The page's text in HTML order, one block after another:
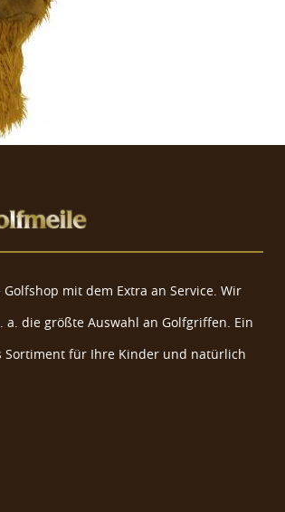
mit dem Extra an Service. Wir
a. die größte Auswahl an Golfgriffen. Ein
Sortiment für Ihre Kinder und natürlich